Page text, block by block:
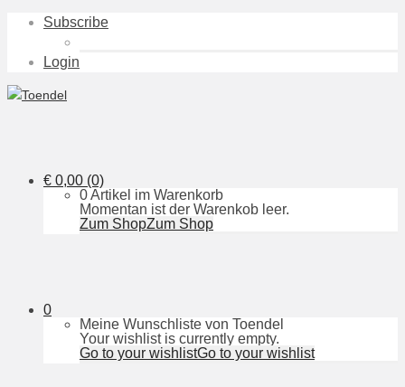
Subscribe
Login
€ 0,00 (0)
0 Artikel im Warenkorb
Momentan ist der Warenkob leer.
Zum ShopZum Shop
0
Meine Wunschliste von Toendel
Your wishlist is currently empty.
Go to your wishlistGo to your wishlist